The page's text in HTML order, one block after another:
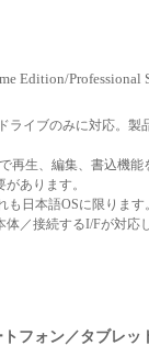
Edition/Professional
ライブのみに対応。製
再生、編集、書込機能
あります。
日本語OSに限ります。
／接続するI/Fが対応
フォン／タブレッ